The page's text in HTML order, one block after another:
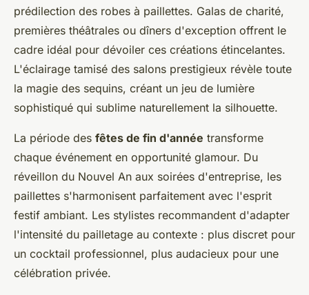
prédilection des robes à paillettes. Galas de charité,
premières théâtrales ou dîners d'exception offrent le
cadre idéal pour dévoiler ces créations étincelantes.
L'éclairage tamisé des salons prestigieux révèle toute
la magie des sequins, créant un jeu de lumière
sophistiqué qui sublime naturellement la silhouette.
La période des fêtes de fin d'année transforme
chaque événement en opportunité glamour. Du
réveillon du Nouvel An aux soirées d'entreprise, les
paillettes s'harmonisent parfaitement avec l'esprit
festif ambiant. Les stylistes recommandent d'adapter
l'intensité du pailletage au contexte : plus discret pour
un cocktail professionnel, plus audacieux pour une
célébration privée.